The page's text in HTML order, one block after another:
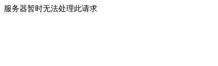
服务器暂时无法处理此请求